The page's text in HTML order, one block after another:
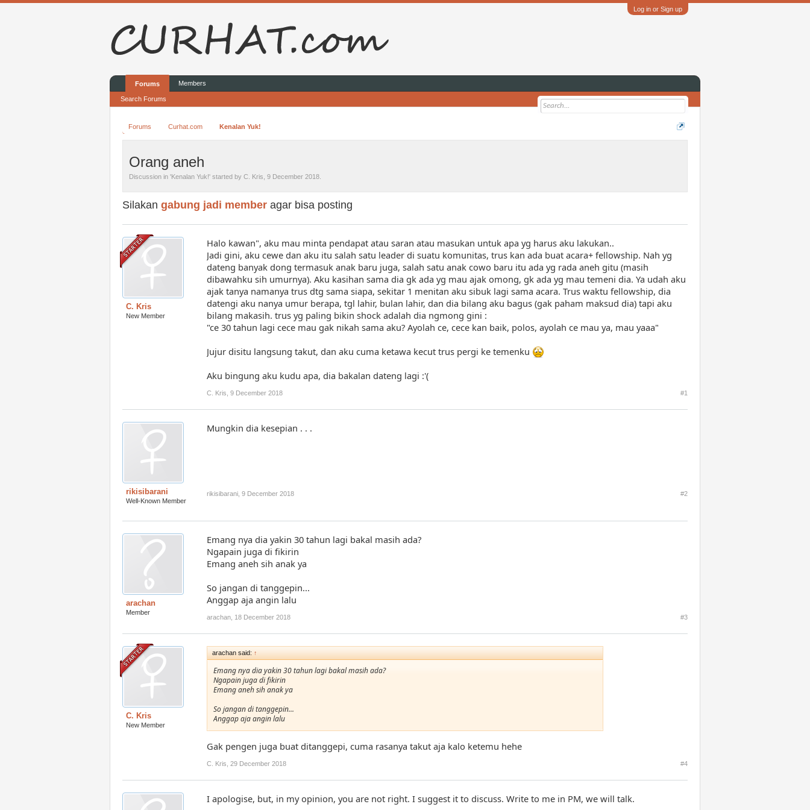
Log in or Sign up
Forums Curhat.com Kenalan Yuk!
Orang aneh
Discussion in 'Kenalan Yuk!' started by C. Kris 9 December 2018
Silakan gabung jadi member agar bisa posting
C. Kris
New Member
Halo kawan", aku mau minta pendapat atau saran atau masukan untuk apa yg harus aku lakukan..
Jadi gini, aku cewe dan aku itu salah satu leader di suatu komunitas, trus kan ada buat acara+ fellowship. Nah yg
dateng banyak dong termasuk anak baru juga, salah satu anak cowo baru itu ada yg rada aneh gitu (masih
dibawahku sih umurnya). Aku kasihan sama dia gk ada yg mau ajak omong, gk ada yg mau temeni dia. Ya udah aku
ajak tanya namanya trus dtg sama siapa, sekitar 1 menitan aku sibuk lagi sama acara. Trus waktu fellowship, dia
datengi aku nanya umur berapa, tgl lahir, bulan lahir, dan dia bilang aku bagus (gak paham maksud dia) tapi aku
bilang makasih. trus yg paling bikin shock adalah dia ngmong gini :
"ce 30 tahun lagi cece mau gak nikah sama aku? Ayolah ce, cece kan baik, polos, ayolah ce mau ya, mau yaaa"
Jujur disitu langsung takut, dan aku cuma ketawa kecut trus pergi ke temenku
Aku bingung aku kudu apa, dia bakalan dateng lagi :'(
C. Kris 9 December 2018 #1
rikisibarani
Well-Known Member
Mungkin dia kesepian . . .
rikisibarani 9 December 2018 #2
arachan
Member
Emang nya dia yakin 30 tahun lagi bakal masih ada?
Ngapain juga di fikirin
Emang aneh sih anak ya
So jangan di tanggepin...
Anggap aja angin lalu
arachan 18 December 2018 #3
C. Kris
New Member
arachan said: ↑
Emang nya dia yakin 30 tahun lagi bakal masih ada?
Ngapain juga di fikirin
Emang aneh sih anak ya
So jangan di tanggepin...
Anggap aja angin lalu
Gak pengen juga buat ditanggepi, cuma rasanya takut aja kalo ketemu hehe
C. Kris 29 December 2018 #4
I apologise, but, in my opinion, you are not right. I suggest it to discuss. Write to me in PM, we will talk.
Forums
Search Forums
Members